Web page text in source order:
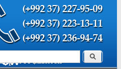
поиска Поиск